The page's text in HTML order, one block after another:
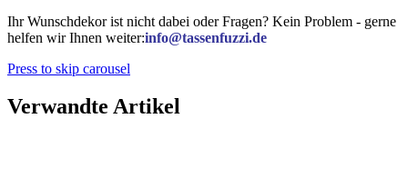
Ihr Wunschdekor ist nicht dabei oder Fragen? Kein Problem - gerne
helfen wir Ihnen weiter:info@tassenfuzzi.de
Press to skip carousel
Verwandte Artikel